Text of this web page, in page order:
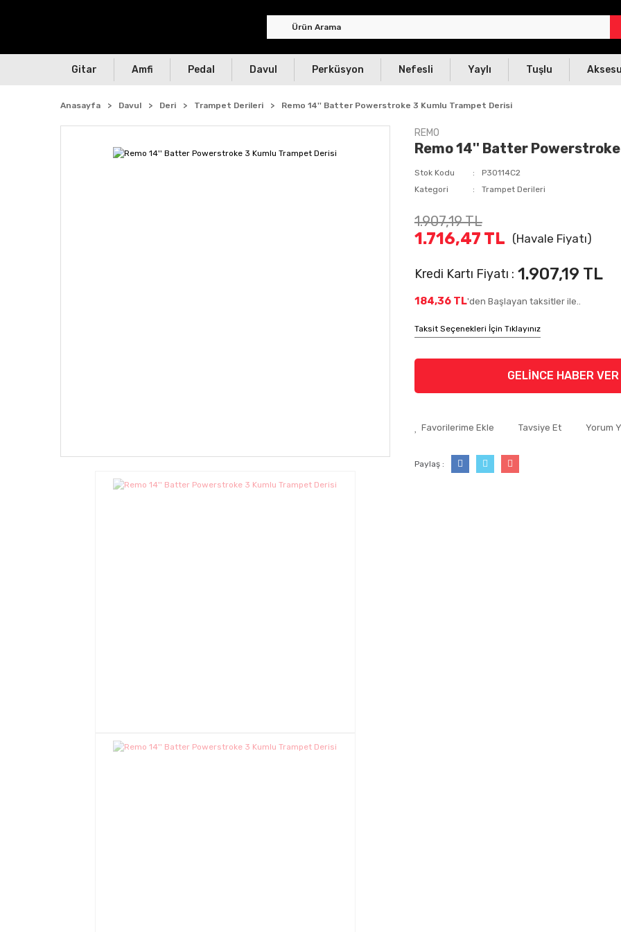
Gitar Amfi Pedal Davul Perküsyon Nefesli Yaylı Tuşlu
Anasayfa Davul Deri Trampet Derileri Remo 14'' Batter Powerstroke 3 Kumlu Trampet Derisi
REMO
Remo 14'' Batter
Stok Kodu
P30114C2
Kategori
Trampet Derileri
1.907,19 TL
1.716,47 TL (Havale Fiyatı)
Kredi Kartı Fiyatı : 1.907,19 TL
184,36 TL'den Başlayan taksitler ile..
Taksit Seçenekleri İçin Tıklayınız
GELİNCE HABER VER
Tavsiye Et Yorum
Paylaş :